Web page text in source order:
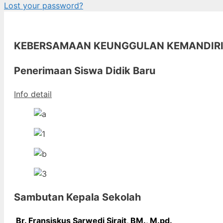
Lost your password?
KEBERSAMAAN KEUNGGULAN
Penerimaan Siswa Didik Baru
Info detail
Sambutan Kepala Sekolah
Br. Fransiskus Sarwedi Sirait, BM., M.pd.